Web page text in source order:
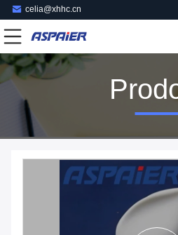
celia@xhhc.cn